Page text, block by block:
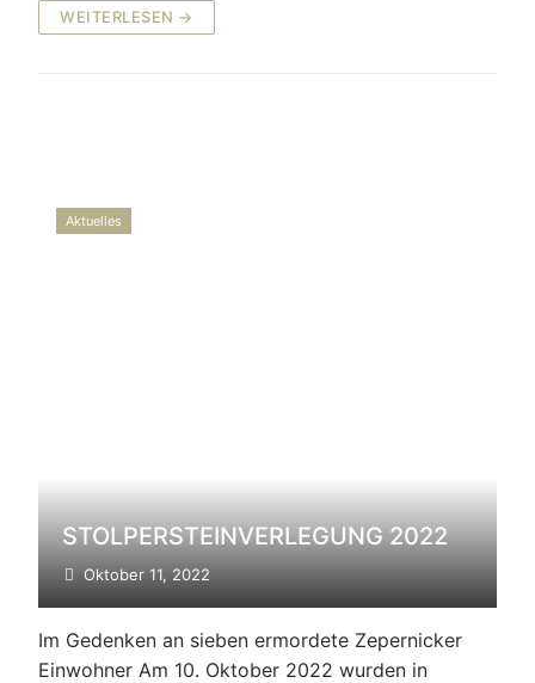
WEITERLESEN →
Aktuelles
STOLPERSTEINVERLEGUNG 2022
Oktober 11, 2022
Im Gedenken an sieben ermordete Zepernicker
Einwohner Am 10. Oktober 2022 wurden in